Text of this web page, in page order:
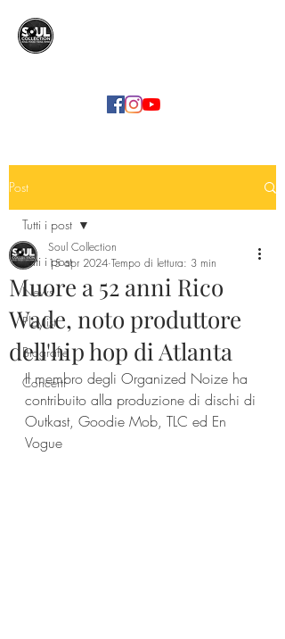
Post
Tutti i post
News
Playlist
Biografie
Concerti
Tutti i post
Muore a 52 anni Rico
Wade, noto produttore
dell'hip hop di Atlanta
Soul Collection
15 apr 2024 Tempo di lettura: 3 min
Il membro degli Organized Noize ha
contribuito alla produzione di dischi di
Outkast, Goodie Mob, TLC ed En
Vogue